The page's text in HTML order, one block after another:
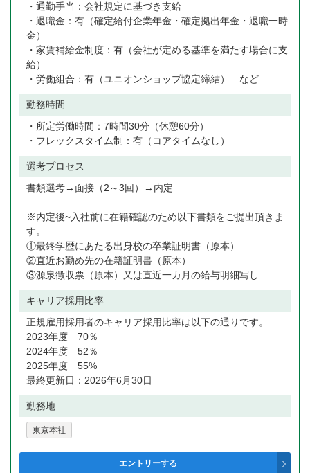
・通勤手当：会社規定に基づき支給
・退職金：有（確定給付企業年金・確定拠出年金・退職一時
金）
・家賃補給金制度：有（会社が定める基準を満たす場合に支
給）
・労働組合：有（ユニオンショップ協定締結） など
勤務時間
・所定労働時間：7時間30分（休憩60分）
・フレックスタイム制：有（コアタイムなし）
選考プロセス
書類選考→面接（2～3回）→内定
※内定後~入社前に在籍確認のため以下書類をご提出頂きま
す。
①最終学歴にあたる出身校の卒業証明書（原本）
②直近お勤め先の在籍証明書（原本）
③源泉徴収票（原本）又は直近一カ月の給与明細写し
キャリア採用比率
正規雇用採用者のキャリア採用比率は以下の通りです。
2023年度 70％
2024年度 52％
2025年度 55%
最終更新日：2026年6月30日
勤務地
東京本社